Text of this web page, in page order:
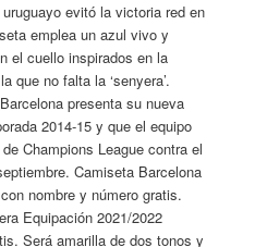
evitó la victoria red en
emplea un azul vivo y
el cuello inspirados en la
que no falta la ‘senyera’.
presenta su nueva
2014-15 y que el equipo
Champions League contra el
Camiseta Barcelona
nombre y número gratis.
Equipación 2021/2022
Será amarilla de dos tonos y